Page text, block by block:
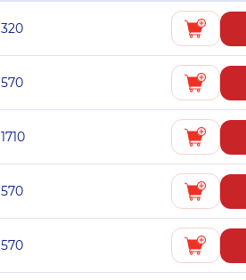
320
570
1710
570
570